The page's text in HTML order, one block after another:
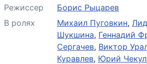
Режиссер
Борис Рыцарев
В ролях
Михаил Пуговкин,
Шукшина, Геннадий
Сергачев, Виктор
Куравлев, Юрий